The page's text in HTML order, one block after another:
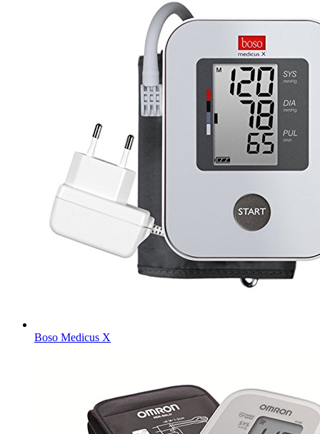
Boso Medicus X